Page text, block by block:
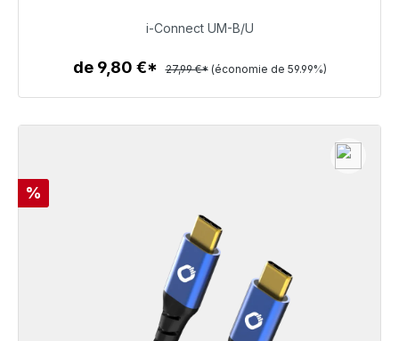
Détails
i-Connect UM-B/U
de 9,80 €* 27,99 €* (économie de 59.99%)
Réduction
%